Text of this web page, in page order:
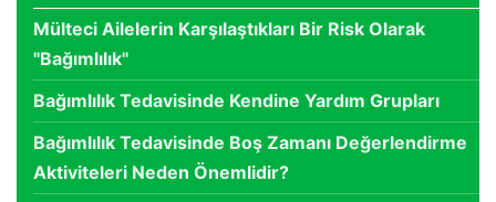
Mülteci Ailelerin Karşılaştıkları Bir Risk Olarak
"Bağımlılık"
Bağımlılık Tedavisinde Kendine Yardım Grupları
Bağımlılık Tedavisinde Boş Zamanı Değerlendirme
Aktiviteleri Neden Önemlidir?